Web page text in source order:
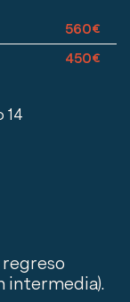
560€
450€
14
intermedia).